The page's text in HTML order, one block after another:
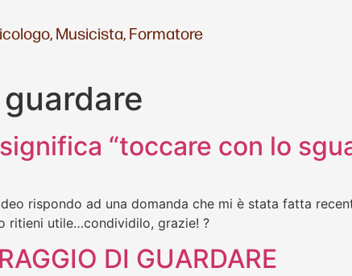
Musicista,Formatore
guardare
“toccare con lo
rispondo ad una domanda che mi è stata fatta
ritieni utile…condividilo, grazie! ?
DI GUARDARE